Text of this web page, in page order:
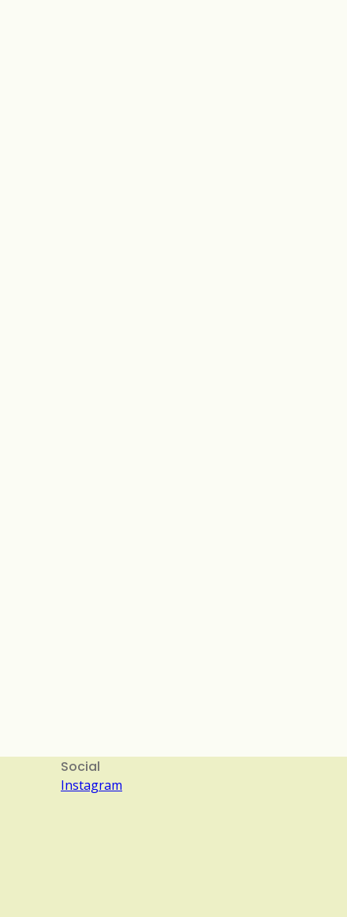
Social
Instagram